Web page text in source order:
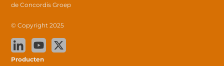
deConcordis Groep
© Copyright 2025
Producten